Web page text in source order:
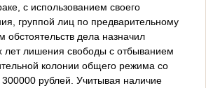
с использованием своего
группой лиц по предварительному
обстоятельств дела назначил
лет лишения свободы с отбыванием
колонии общего режима со
рублей. Учитывая наличие